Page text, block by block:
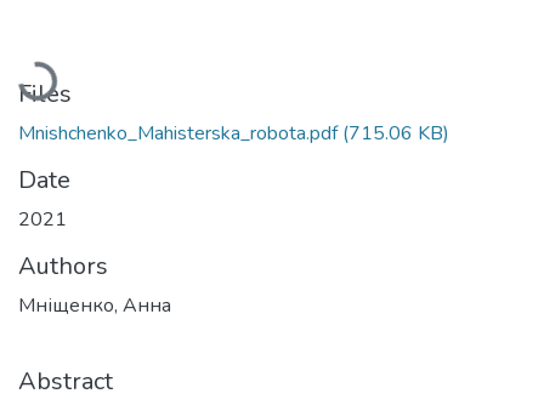
Loading...
Files
Mnishchenko_Mahisterska_robota.pdf(715.06 KB)
Date
2021
Authors
Мніщенко, Анна
Abstract